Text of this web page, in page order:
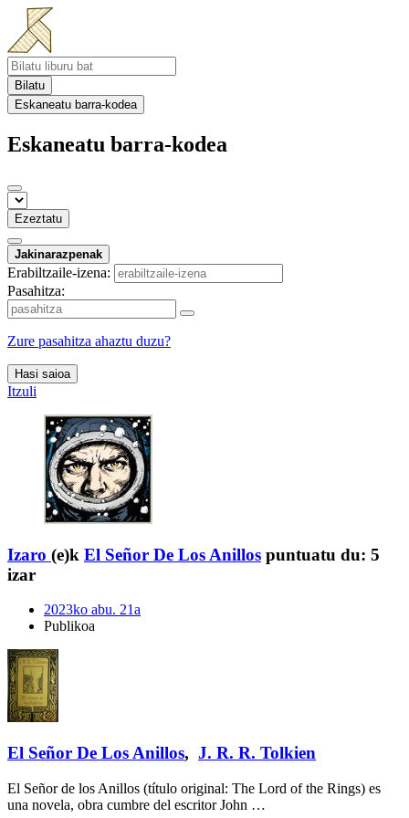
Bilatu
Eskaneatu barra-kodea
Eskaneatu barra-kodea
Ezeztatu
Jakinarazpenak
Erabiltzaile-izena:
Pasahitza:
Zure pasahitza ahaztu duzu?
Hasi saioa
Itzuli
Izaro (e)k El Señor De Los Anillos puntuatu du: 5
izar
2023ko abu. 21a
Publikoa
El Señor De Los Anillos, J. R. R. Tolkien
El Señor de los Anillos (título original: The Lord of the Rings) es
una novela, obra cumbre del escritor John …